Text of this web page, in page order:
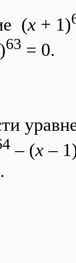
(x + 1)
63 = 0.
– (x –